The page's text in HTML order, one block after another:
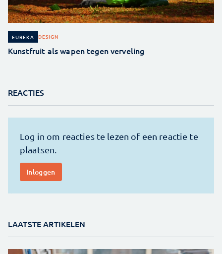
EUREKA DESIGN
Kunstfruit als wapen tegen verveling
REACTIES
LAATSTE ARTIKELEN